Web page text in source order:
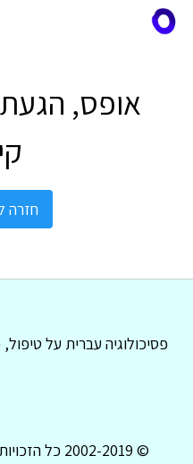
אופס,
חזרה
פסיכולוגיה עברית על טיפול,
© 2002-2019 כל הזכויות שמורות לפסיכולוגיה עברית